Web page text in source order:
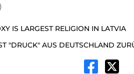
IS LARGEST RELIGION IN LATVIA
"DRUCK" AUS DEUTSCHLAND